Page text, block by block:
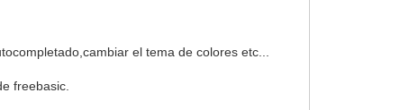
el tema de colores etc...
freebasic.